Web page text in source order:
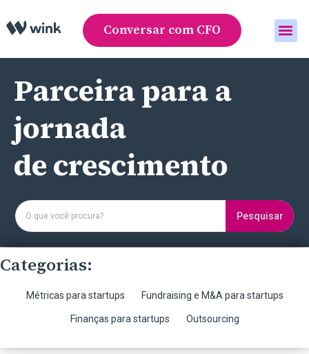
Conversar com CFO
Parceira para a
jornada
de crescimento
Pesquisar
Categorias:
Métricas para startups Fundraising e M&A para startups
Finanças para startups Outsourcing